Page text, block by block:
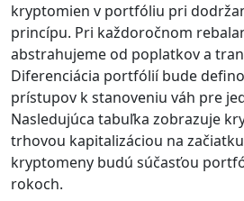
kryptomien v portfóliu pri
princípu. Pri každoročnom
abstrahujeme od poplatkov a
Diferenciácia portfólií bude
prístupov k stanoveniu váh pre
Nasledujúca tabuľka zobrazuje
trhovou kapitalizáciou na
kryptomeny budú súčasťou
rokoch.